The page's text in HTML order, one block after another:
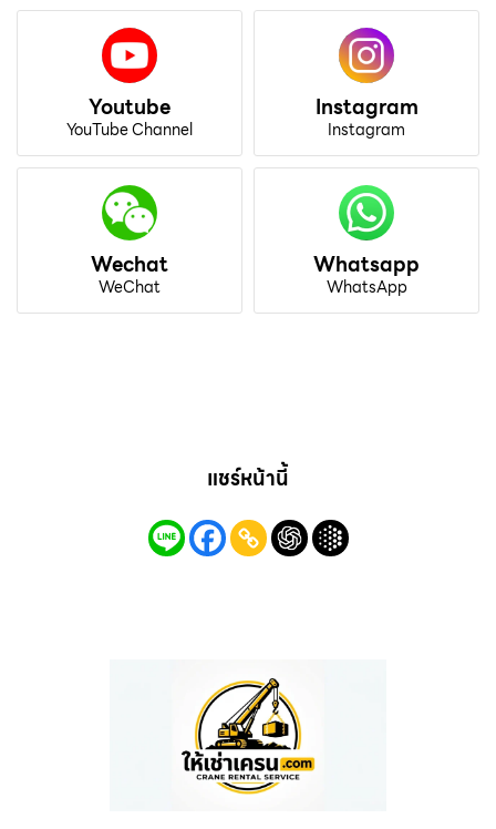
Youtube
YouTube Channel
Instagram
Instagram
Wechat
WeChat
Whatsapp
WhatsApp
แชร์หน้านี้